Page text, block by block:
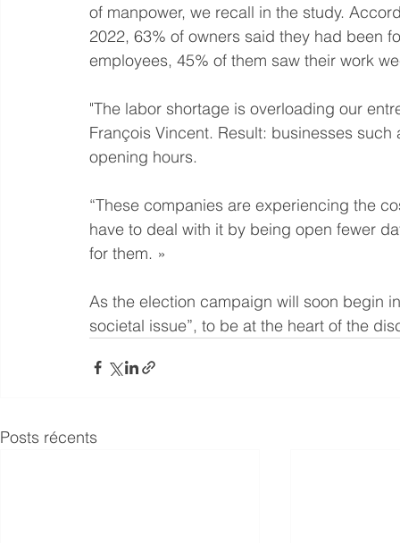
of manpower, we recall in the study.
2022, 63% of owners said they had been
employees, 45% of them saw their work
"The labor shortage is overloading our
François Vincent. Result: businesses
opening hours.
“These companies are experiencing the
have to deal with it by being open fewer
for them. »
As the election campaign will soon begin
societal issue”, to be at the heart of the
Posts récents